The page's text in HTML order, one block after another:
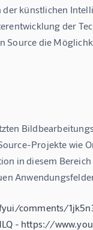
künstlichen
der
Source die
Projekte wie
in diesem
comments/
- https://